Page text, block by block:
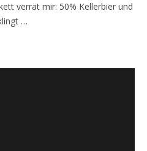
verrät mir: 50% Kellerbier und
…